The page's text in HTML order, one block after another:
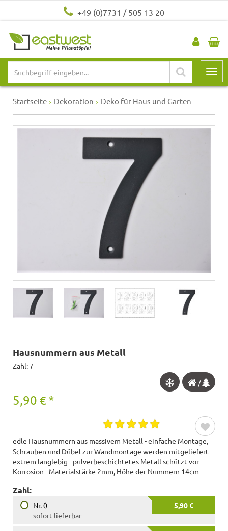
+49 (0)7731 / 505 13 20
Startseite Dekoration Deko für Haus und Garten
Hausnummern aus Metall
Zahl: 7
/
5,90 € *
edle Hausnummern aus massivem Metall - einfache Montage,
Schrauben und Dübel zur Wandmontage werden mitgeliefert -
extrem langlebig - pulverbeschichtetes Metall schützt vor
Korrosion - Materialstärke 2mm, Höhe der Nummern 14cm
Zahl:
Nr. 0
5,90 €
sofort lieferbar